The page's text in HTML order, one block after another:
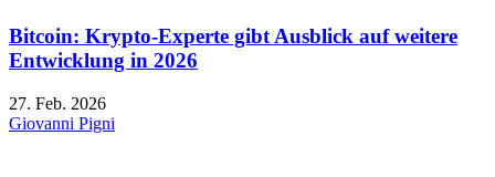
Bitcoin: Krypto-Experte gibt Ausblick auf weitere
Entwicklung in 2026
27. Feb. 2026
Giovanni Pigni